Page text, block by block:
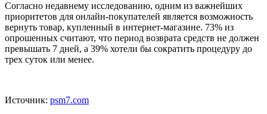
Согласно недавнему исследованию, одним из важнейших
приоритетов для онлайн-покупателей является возможность
вернуть товар, купленный в интернет-магазине. 73% из
опрошенных считают, что период возврата средств не должен
превышать 7 дней, а 39% хотели бы сократить процедуру до
трех суток или менее.
Источник: psm7.com